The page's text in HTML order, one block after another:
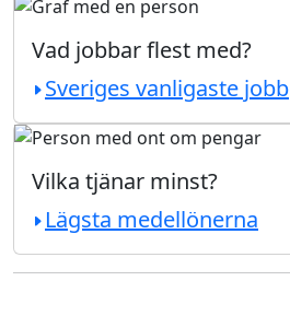
Vad jobbar flest med?
Sveriges vanligaste jobb
Vilka tjänar minst?
Lägsta medellönerna